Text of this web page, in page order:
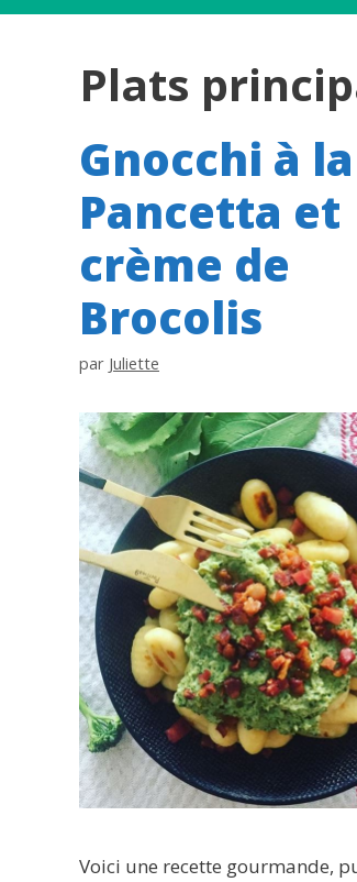
Plats
Gnocchi à la
Pancetta et
crème de
Brocolis
par Juliette
Voici une recette gourmande,